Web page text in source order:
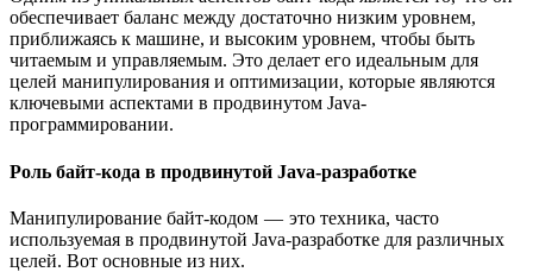
обеспечивает баланс между достаточно низким уровнем,
приближаясь к машине, и высоким уровнем, чтобы быть
читаемым и управляемым. Это делает его идеальным для
целей манипулирования и оптимизации, которые являются
ключевыми аспектами в продвинутом Java-
программировании.
Роль байт-кода в продвинутой Java-разработке
Манипулирование байт-кодом — это техника, часто
используемая в продвинутой Java-разработке для различных
целей. Вот основные из них.